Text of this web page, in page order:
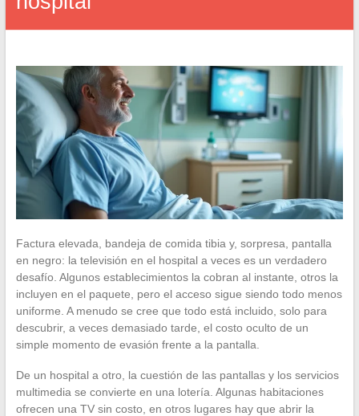
Factura elevada, bandeja de comida tibia y, sorpresa, pantalla
en negro: la televisión en el hospital a veces es un verdadero
desafío. Algunos establecimientos la cobran al instante, otros la
incluyen en el paquete, pero el acceso sigue siendo todo menos
uniforme. A menudo se cree que todo está incluido, solo para
descubrir, a veces demasiado tarde, el costo oculto de un
simple momento de evasión frente a la pantalla.
De un hospital a otro, la cuestión de las pantallas y los servicios
multimedia se convierte en una lotería. Algunas habitaciones
ofrecen una TV sin costo, en otros lugares hay que abrir la